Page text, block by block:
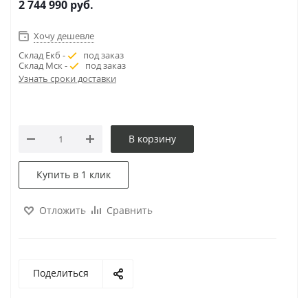
2 744 990 руб.
Хочу дешевле
Склад Екб -
под заказ
Склад Мск -
под заказ
Узнать сроки доставки
В корзину
Купить в 1 клик
Отложить Сравнить
Поделиться